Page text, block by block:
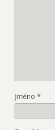
Jméno *